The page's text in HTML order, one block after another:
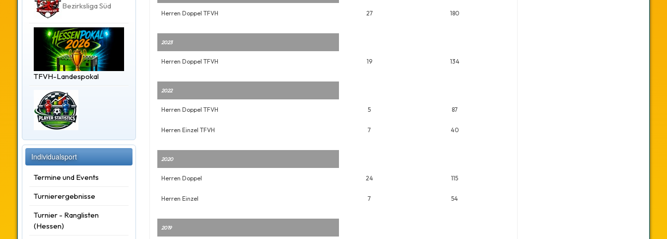
Bezirksliga Süd
TFVH-Landespokal
Individualsport
Termine und Events
Turnierergebnisse
Turnier - Ranglisten
(Hessen)
Herren Doppel TFVH 27 180
2023
Herren Doppel TFVH 19 134
2022
Herren Doppel TFVH 5 87
Herren Einzel TFVH 7 40
2020
Herren Doppel 24 115
Herren Einzel 7 54
2019